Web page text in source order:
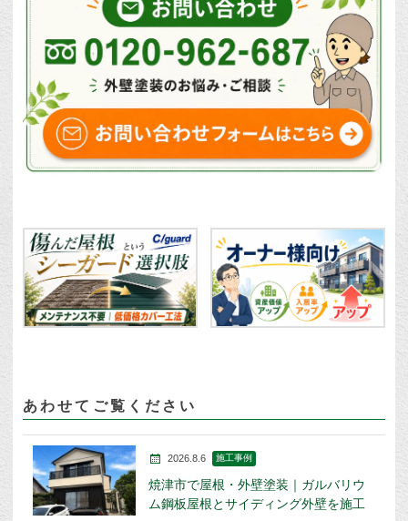
あわせてご覧ください
2026.8.6 施工事例
焼津市で屋根・外壁塗装｜ガルバリウ
ム鋼板屋根とサイディング外壁を施工